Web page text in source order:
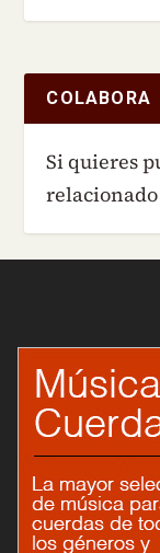
COLABORA
Si quieres